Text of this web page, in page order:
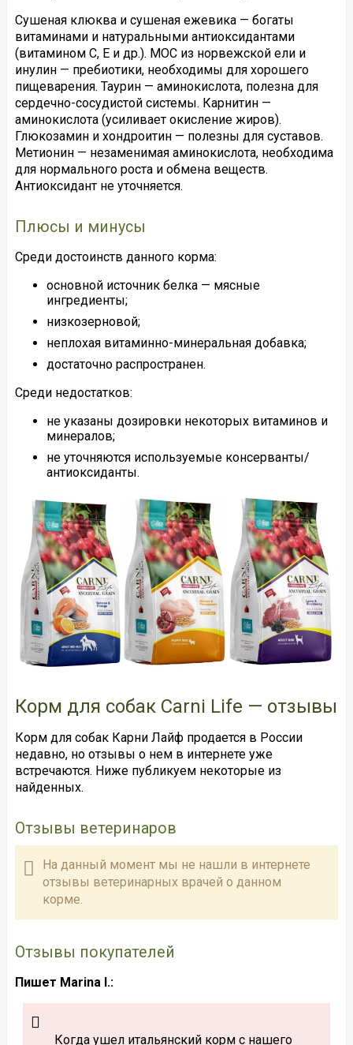
Сушеная клюква и сушеная ежевика — богаты
витаминами и натуральными антиоксидантами
(витамином C, Е и др.). MOC из норвежской ели и
инулин — пребиотики, необходимы для хорошего
пищеварения. Таурин — аминокислота, полезна для
сердечно-сосудистой системы. Карнитин —
аминокислота (усиливает окисление жиров).
Глюкозамин и хондроитин — полезны для суставов.
Метионин — незаменимая аминокислота, необходима
для нормального роста и обмена веществ.
Антиоксидант не уточняется.
Плюсы и минусы
Среди достоинств данного корма:
основной источник белка — мясные
ингредиенты;
низкозерновой;
неплохая витаминно-минеральная добавка;
достаточно распространен.
Среди недостатков:
не указаны дозировки некоторых витаминов и
минералов;
не уточняются используемые консерванты/
антиоксиданты.
Корм для собак Carni Life — отзывы
Корм для собак Карни Лайф продается в России
недавно, но отзывы о нем в интернете уже
встречаются. Ниже публикуем некоторые из
найденных.
Отзывы ветеринаров
На данный момент мы не нашли в интернете
отзывы ветеринарных врачей о данном
корме.
Отзывы покупателей
Пишет Marina I.:
Когда ушел итальянский корм с нашего